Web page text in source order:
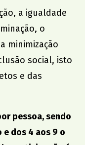
a igualdade
o
minimização
social, isto
e das
pessoa, sendo
dos 4 aos 9 o